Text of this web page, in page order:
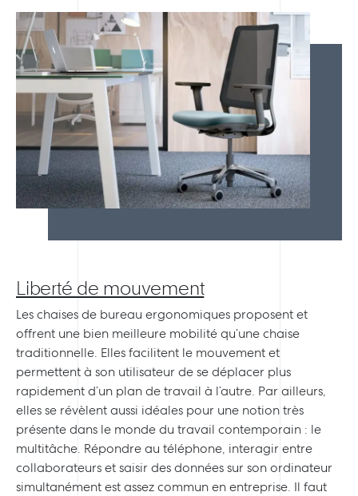
Liberté de mouvement
Les chaises de bureau ergonomiques proposent et
offrent une bien meilleure mobilité qu’une chaise
traditionnelle. Elles facilitent le mouvement et
permettent à son utilisateur de se déplacer plus
rapidement d’un plan de travail à l’autre. Par ailleurs,
elles se révèlent aussi idéales pour une notion très
présente dans le monde du travail contemporain : le
multitâche. Répondre au téléphone, interagir entre
collaborateurs et saisir des données sur son ordinateur
simultanément est assez commun en entreprise. Il faut